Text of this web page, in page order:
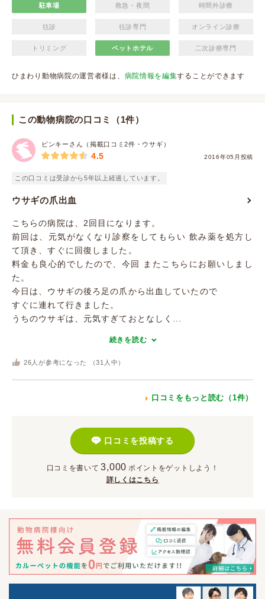
駐車場 救急・夜間 時間外診療
往診 往診専門 オンライン診療
トリミング ペットホテル 二次診療専門
ひまわり動物病院の運営者様は、 病院情報を編集することができます
この動物病院の口コミ（1件）
ピンキーさん（掲載口コミ2件・ウサギ）
2016年05月投稿
4.5
この口コミは受診から5年以上経過しています。
ウサギの爪出血
こちらの病院は、2回目になります。
前回は、元気がなくなり診察をしてもらい 飲み薬を処方し
て頂き、すぐに回復しました。
料金も良心的でしたので、今回 またこちらにお願いしまし
た。
今日は、ウサギの後ろ足の爪から出血していたので
すぐに連れて行きました。
うちのウサギは、元気すぎておとなしく...
続きを読む
26 人が参考になった （31 人中）
口コミをもっと読む（1件）
口コミを投稿する
口コミを書いて 3,000 ポイント をゲットしよう！
詳しくはこちら